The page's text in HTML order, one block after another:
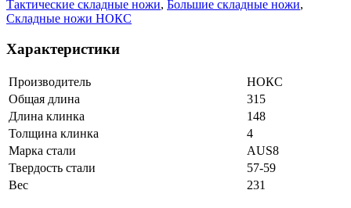
Тактические складные ножи, Большие складные ножи,
Складные ножи НОКС
Характеристики
Производитель
НОКС
Общая длина
315
Длина клинка
148
Толщина клинка
4
Марка стали
AUS8
Твердость стали
57-59
Вес
231